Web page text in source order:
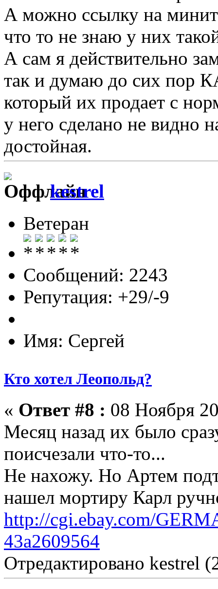
А можно ссылку на
что то не знаю у них
А сам я действительно
так и думаю до сих пор
который их продает с
у него сделано не видно
достойная.
kestrel
Ветеран
Сообщений: 2243
Репутация: +29/-9
Имя: Сергей
Кто хотел Леопольд?
« Ответ #8 : 08 Ноября
Месяц назад их было
поисчезали что-то...
Не нахожу. Но Артем
нашел мортиру Карл
http://cgi.ebay.com/
43a2609564
Отредактировано kestrel